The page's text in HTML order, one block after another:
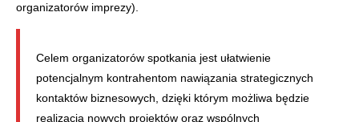
organizatorów imprezy).
Celem organizatorów spotkania jest ułatwienie
potencjalnym kontrahentom nawiązania strategicznych
kontaktów biznesowych, dzięki którym możliwa będzie
realizacja nowych projektów oraz wspólnych